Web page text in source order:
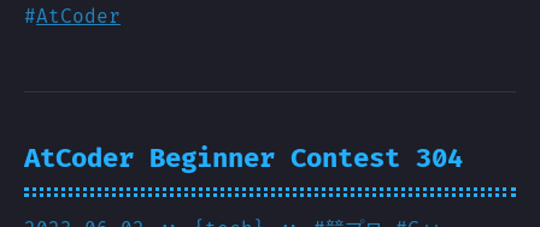
#AtCoder
AtCoder Beginner Contest 304